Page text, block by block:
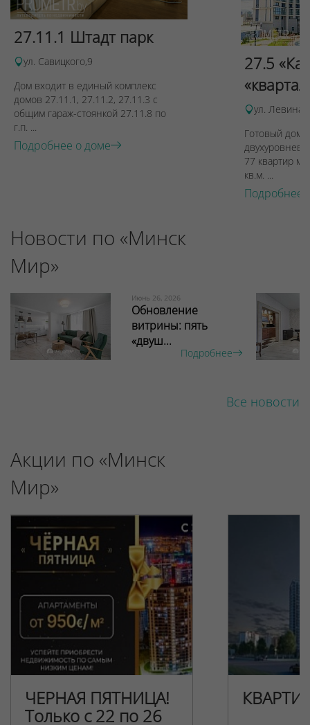
27.11.1 Штадт парк
ул. Савицкого,9
Дом входит в единый комплекс
домов 27.11.1, 27.11.2, 27.11.3 с
общим гараж-стоянкой 27.11.8 по
г.п. ...
Подробнее о доме
27.5
ул. Левина,
Готовый дом
77 квартир
кв.м. ...
Подробнее
Новости по «Минск
Мир»
Июнь 26, 2026
Обновление
витрины: пять
«двуш...
Подробнее
Все новости
Акции по «Минск
Мир»
ЧЕРНАЯ ПЯТНИЦА!
Только с 22 по 26